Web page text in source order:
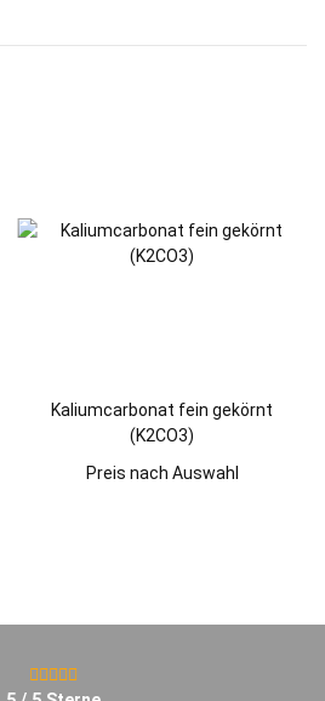
Kaliumcarbonat fein gekörnt
(K2CO3)
Preis nach Auswahl